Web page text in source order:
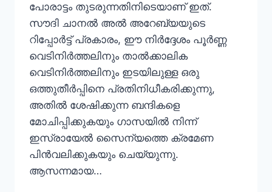
പോരാട്ടം തുടരുന്നതിനിടെയാണ് ഇത്.
സൗദി ചാനൽ അൽ അറേബ്യയുടെ
റിപ്പോർട്ട് പ്രകാരം, ഈ നിർദ്ദേശം പൂർണ്ണ
വെടിനിർത്തലിനും താൽക്കാലിക
വെടിനിർത്തലിനും ഇടയിലുള്ള ഒരു
ഒത്തുതീർപ്പിനെ പ്രതിനിധീകരിക്കുന്നു,
അതിൽ ശേഷിക്കുന്ന ബന്ദികളെ
മോചിപ്പിക്കുകയും ഗാസയിൽ നിന്ന്
ഇസ്രായേൽ സൈന്യത്തെ ക്രമേണ
പിൻവലിക്കുകയും ചെയ്യുന്നു.
ആസന്നമായ…